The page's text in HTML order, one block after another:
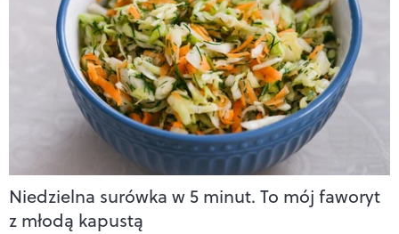
Niedzielna surówka w 5 minut. To mój faworyt
z młodą kapustą